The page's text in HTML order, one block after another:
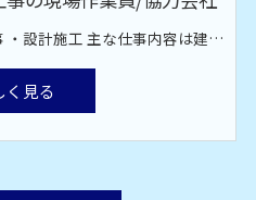
・ダクト工事 ・換気設備工事 ・設計施工 主な仕事内容は建設現場での空調設備工事です。オフィス、工場、飲食店、スーパーなどのダクト工場。 換気・排煙・空調などのダクト材の取り付け作業です。ダクト材接続・換気扇取り付け・ファン取付工事を行っております。 現場は全国対応！ 宮古島や甲子園近郊への出張もあります。
く見る